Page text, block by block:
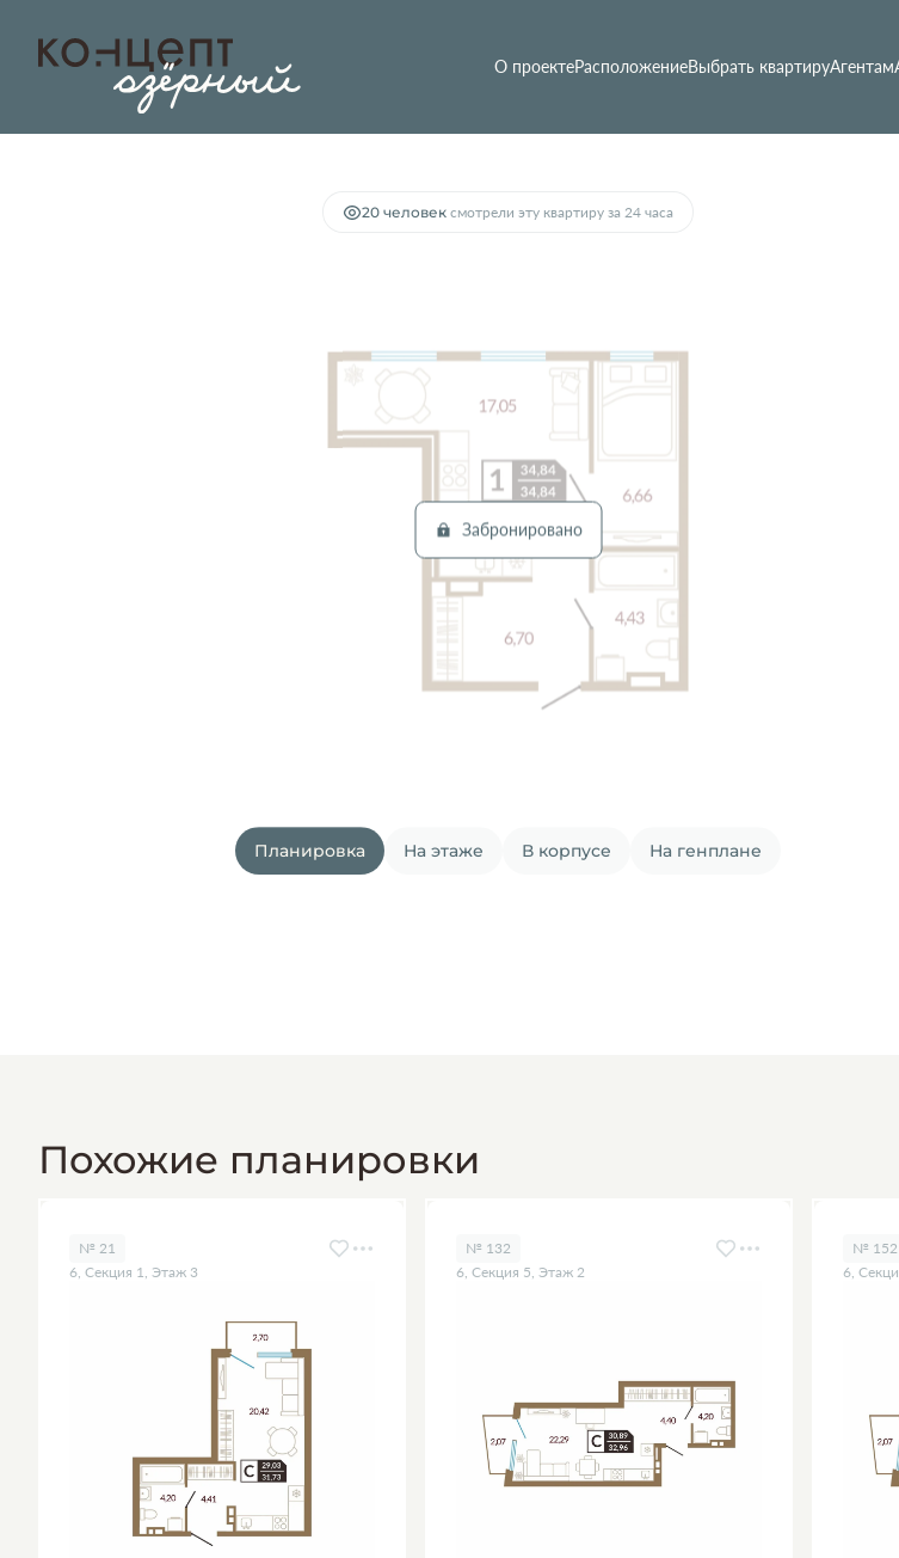
О проектеРасположениеВыбрать квартируАгентам
1-комнатная34.84 м2
20 человек смотрели эту квартиру за 24 часа
Забронировано
Планировка На этаже В корпусе На генплане
Похожие планировки
№ 21
6, Секция 1, Этаж 3
№ 132
6, Секция 5, Этаж 2
№ 152
6,